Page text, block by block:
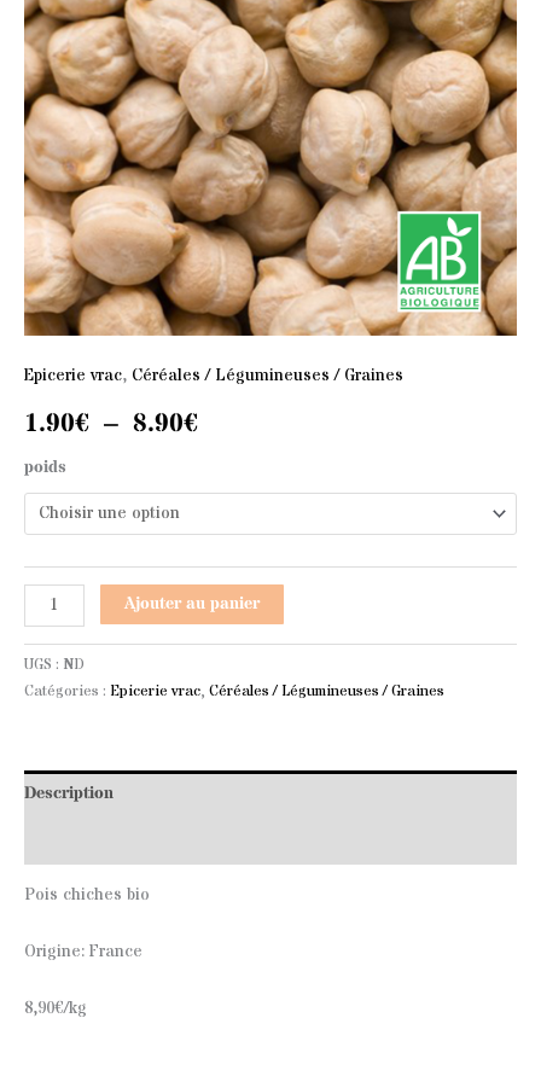
Epicerie vrac, Céréales / Légumineuses / Graines
1.90€ – 8.90€
à
8.90€
poids
Ajouter au panier
UGS : ND
Catégories : Epicerie vrac, Céréales / Légumineuses / Graines
Description
Pois chiches bio
Origine: France
8,90€/kg